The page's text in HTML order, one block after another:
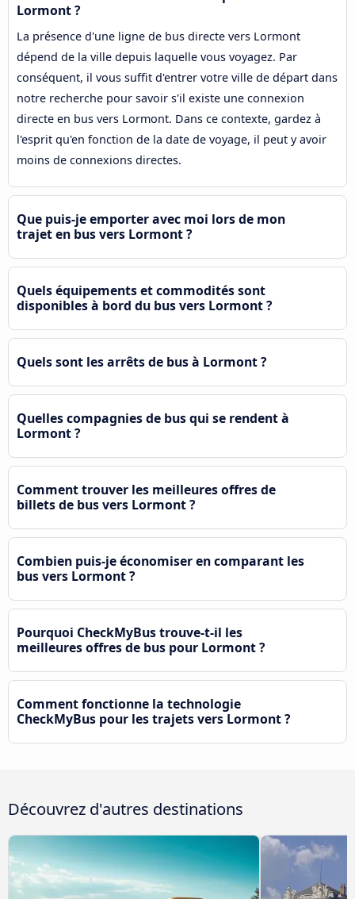
Lormont ?
La présence d'une ligne de bus directe vers Lormont
dépend de la ville depuis laquelle vous voyagez. Par
conséquent, il vous suffit d'entrer votre ville de départ dans
notre recherche pour savoir s'il existe une connexion
directe en bus vers Lormont. Dans ce contexte, gardez à
l'esprit qu'en fonction de la date de voyage, il peut y avoir
moins de connexions directes.
Que puis-je emporter avec moi lors de mon
trajet en bus vers Lormont ?
Quels équipements et commodités sont
disponibles à bord du bus vers Lormont ?
Quels sont les arrêts de bus à Lormont ?
Quelles compagnies de bus qui se rendent à
Lormont ?
Comment trouver les meilleures offres de
billets de bus vers Lormont ?
Combien puis-je économiser en comparant les
bus vers Lormont ?
Pourquoi CheckMyBus trouve-t-il les
meilleures offres de bus pour Lormont ?
Comment fonctionne la technologie
CheckMyBus pour les trajets vers Lormont ?
Découvrez d'autres destinations